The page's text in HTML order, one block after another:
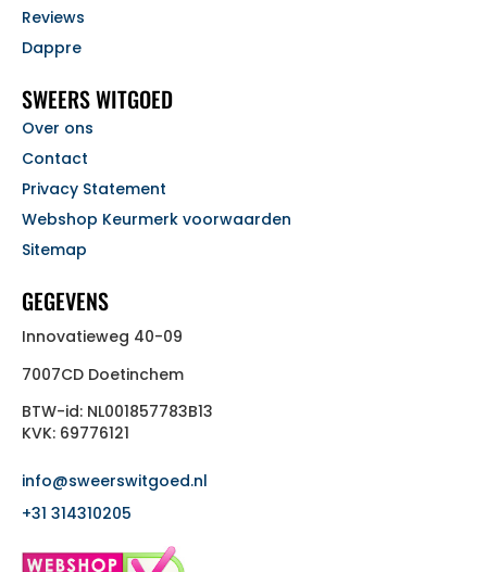
Reviews
Dappre
SWEERS WITGOED
Over ons
Contact
Privacy Statement
Webshop Keurmerk voorwaarden
Sitemap
GEGEVENS
Innovatieweg 40-09
7007CD Doetinchem
BTW-id: NL001857783B13
KVK: 69776121
info@sweerswitgoed.nl
+31 314310205